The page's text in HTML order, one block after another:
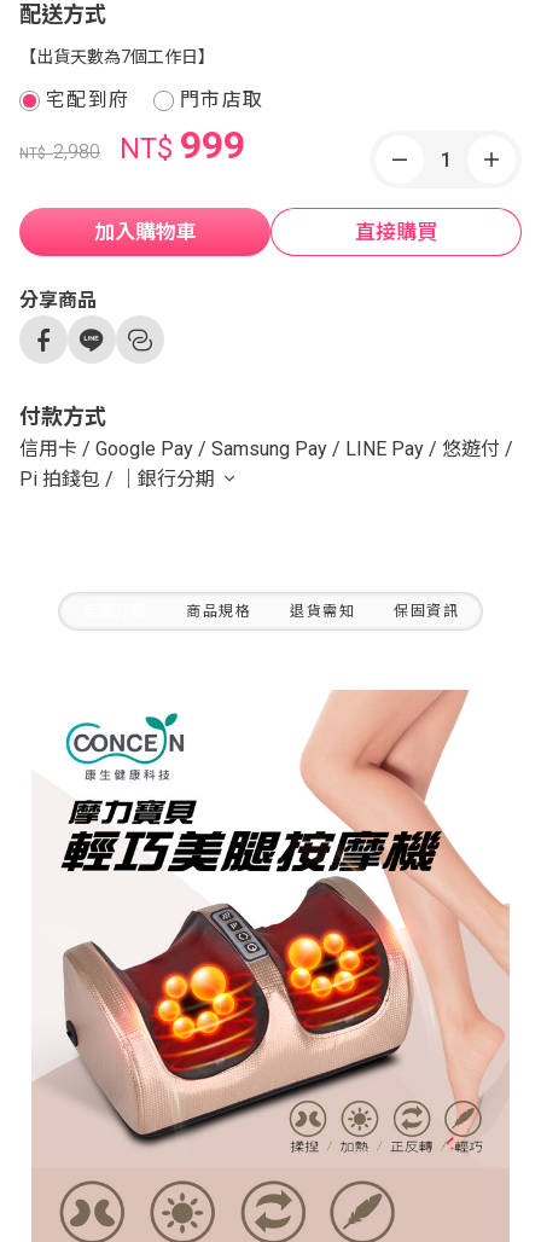
配送方式
【出貨天數為7個工作日】
宅配到府 門市店取
NT$2,980 NT$ 999
加入購物車 直接購買
分享商品
付款方式
信用卡 / Google Pay / Samsung Pay / LINE Pay / 悠遊付 /
Pi 拍錢包 / ｜銀行分期
商品規格 退貨需知 保固資訊